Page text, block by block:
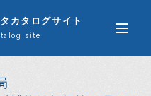
カタログサイト
site